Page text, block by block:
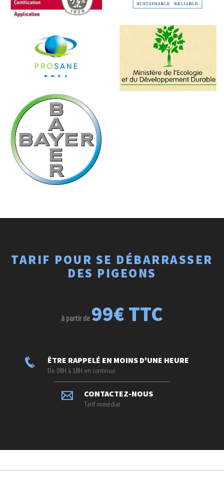
TARIF POUR SE DÉBARRASSER
DES PIGEONS
à partir de 99€ TTC
ÊTRE RAPPELÉ EN MOINS D'UNE HEURE
De 08H à 18H en continue
CONTACTEZ-NOUS
Tarif immédiat